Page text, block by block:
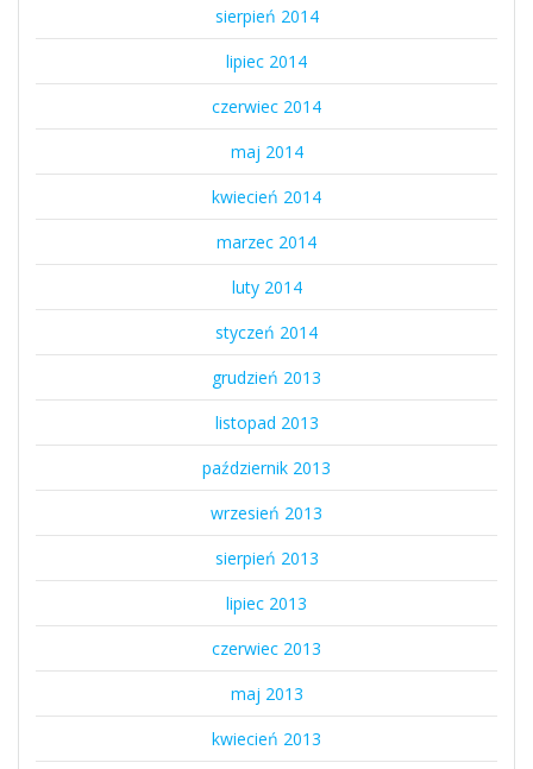
sierpień 2014
lipiec 2014
czerwiec 2014
maj 2014
kwiecień 2014
marzec 2014
luty 2014
styczeń 2014
grudzień 2013
listopad 2013
październik 2013
wrzesień 2013
sierpień 2013
lipiec 2013
czerwiec 2013
maj 2013
kwiecień 2013